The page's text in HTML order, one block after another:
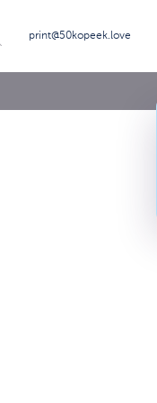
print@50kopeek.love